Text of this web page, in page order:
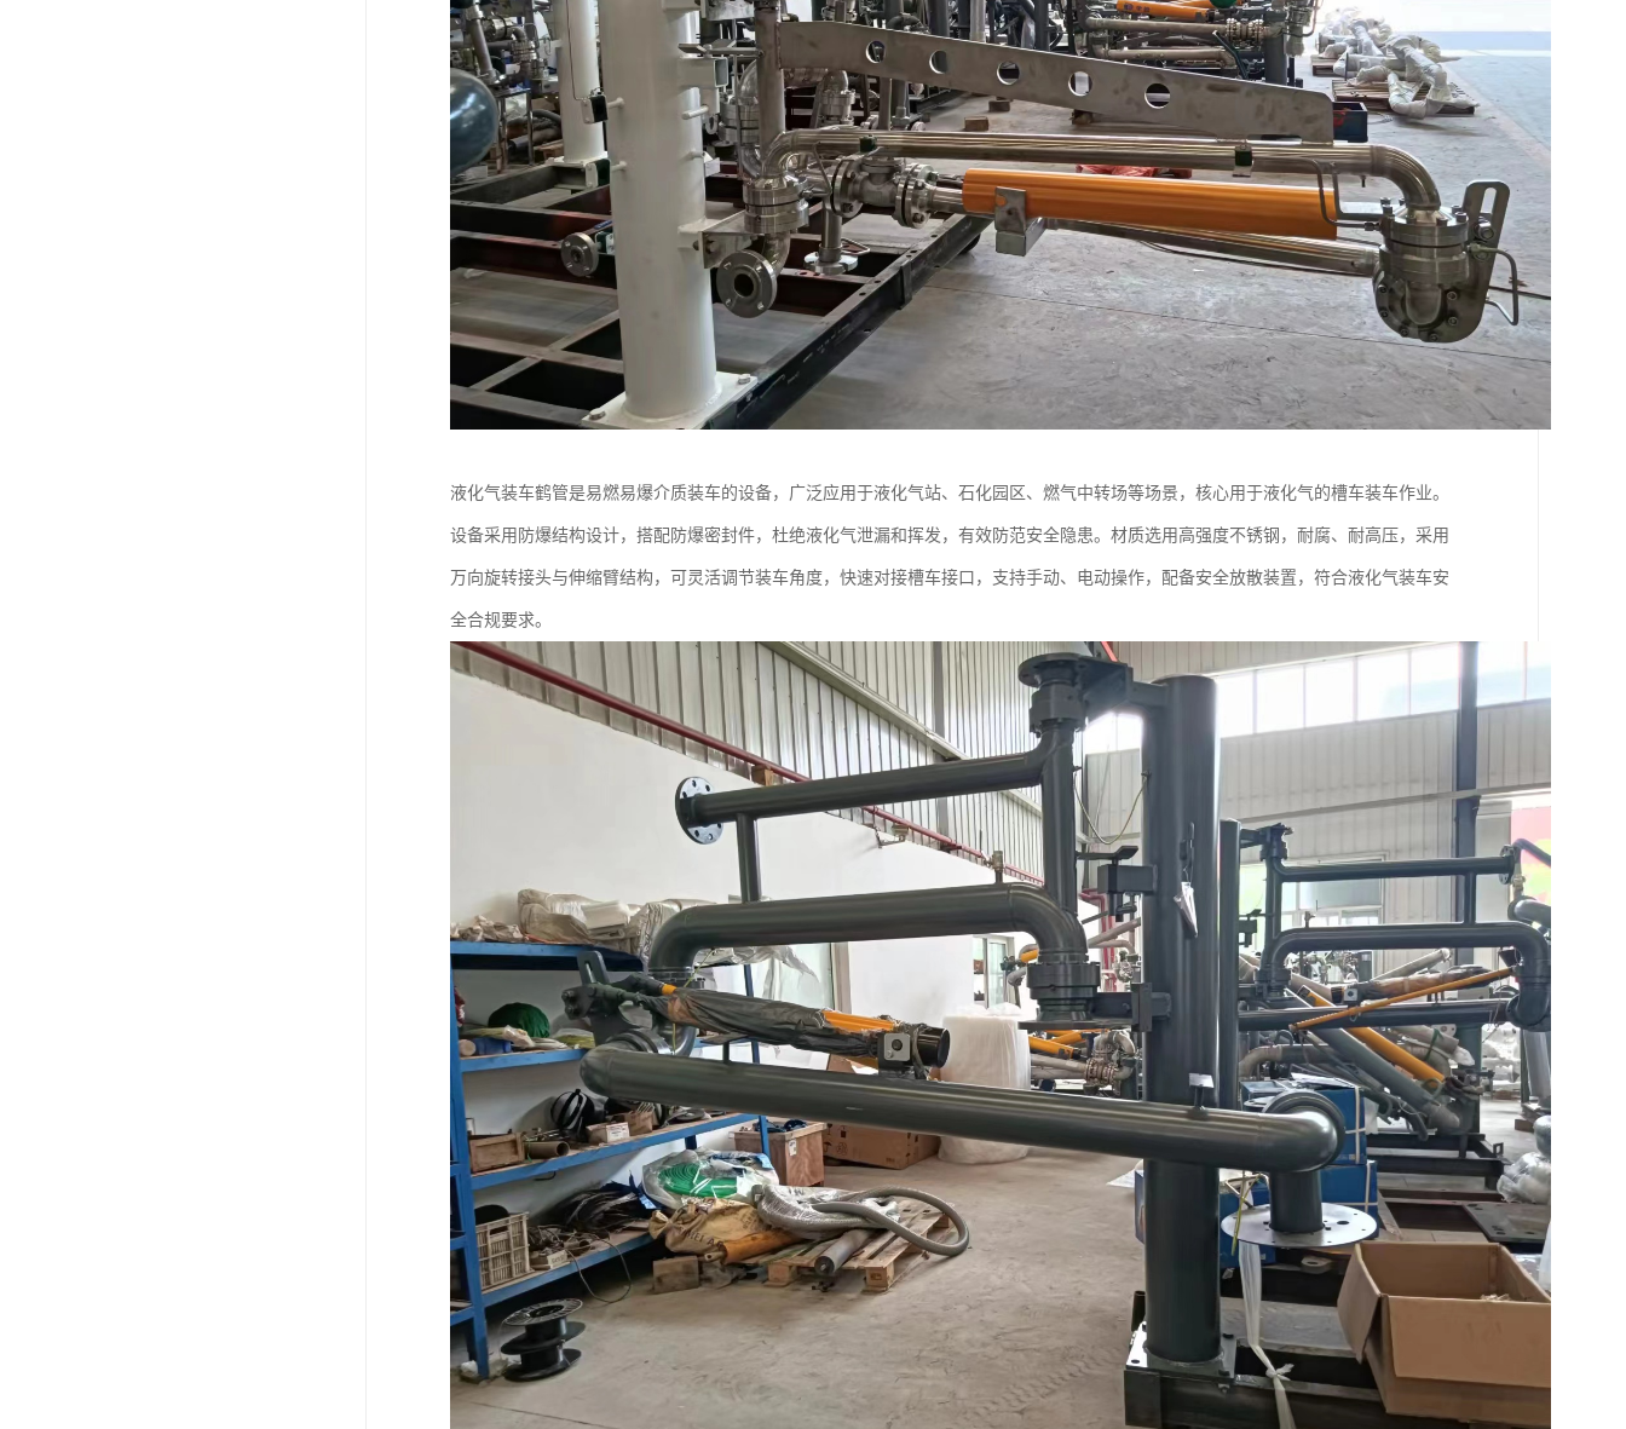
液化气装车鹤管是易燃易爆介质装车的设备，广泛应用于液化气站、石化园区、燃气中转场等场景，核心用于液化气的槽车装车作业。
设备采用防爆结构设计，搭配防爆密封件，杜绝液化气泄漏和挥发，有效防范安全隐患。材质选用高强度不锈钢，耐腐、耐高压，采用
万向旋转接头与伸缩臂结构，可灵活调节装车角度，快速对接槽车接口，支持手动、电动操作，配备安全放散装置，符合液化气装车安
全合规要求。